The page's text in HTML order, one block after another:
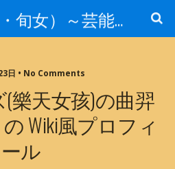
旬人（旬男・旬女）～芸能界等から旬な人・歌等の情報～
日 • No Comments
樂天女孩)の曲羿
Wiki風プロフィ
ール